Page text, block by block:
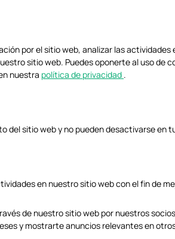
de región
de instancia
. Asigne VLAN101-
del puerto de instancia. Establezca el
por el sitio web, analizar las actividades
sitio web. Puedes oponerte al uso de
nuestra política de privacidad .
del sitio web y no pueden desactivarse en
en nuestro sitio web con el fin de
de nuestro sitio web por nuestros socios
y mostrarte anuncios relevantes en